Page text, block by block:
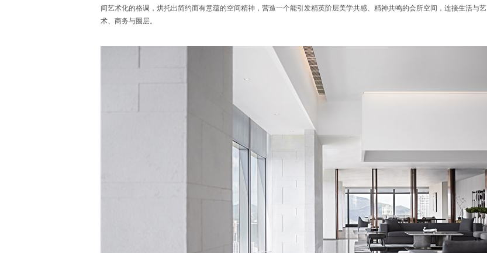
间艺术化的格调，烘托出简约而有意蕴的空间精神，营造一个能引发精英阶层美学共感、精神共鸣的会所空间，连接生活与艺
术、商务与圈层。